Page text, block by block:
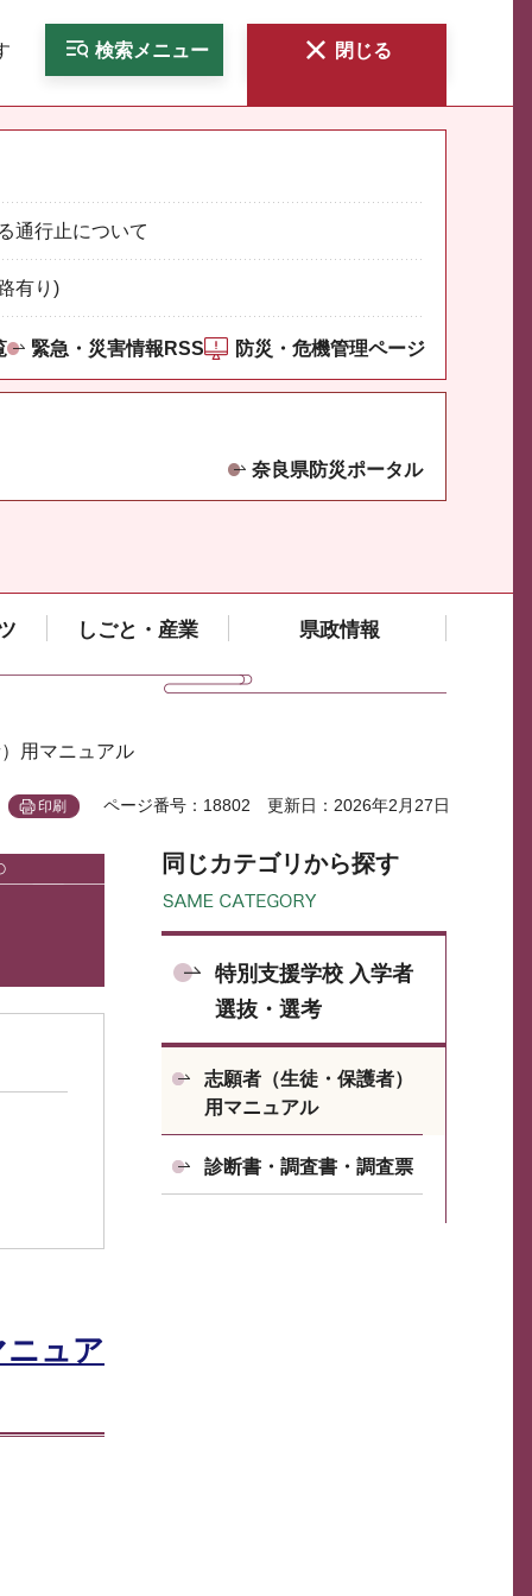
検索メニュー 閉じる
通行止について
有り)
緊急・災害情報RSS 防災・危機管理ページ
奈良県防災ポータル
しごと・産業 県政情報
用マニュアル
印刷 ページ番号：18802 更新日：2026年2月27日
ニュア
同じカテゴリから探す
特別支援学校 入学者
選抜・選考
志願者（生徒・保護者）
用マニュアル
診断書・調査書・調査票